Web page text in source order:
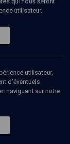
utilisateur.
utilisateur,
d’éventuels
naviguant sur notre